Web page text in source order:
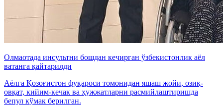
Олмаотада инсультни бошдан кечирган ўзбекистонлик аёл
ватанга қайтарилди
Аёлга Қозоғистон фуқароси томонидан яшаш жойи, озиқ-
овқат, кийим-кечак ва ҳужжатларни расмийлаштиришда
бепул кўмак берилган.